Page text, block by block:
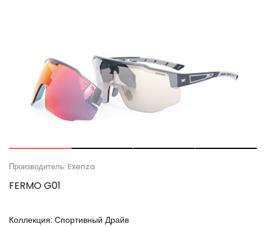
Производитель: Exenza
FERMO G01
Коллекция: Спортивный Драйв